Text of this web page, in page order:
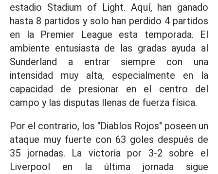
estadio Stadium of Light. Aquí, han ganado
hasta 8 partidos y solo han perdido 4 partidos
en la Premier League esta temporada. El
ambiente entusiasta de las gradas ayuda al
Sunderland a entrar siempre con una
intensidad muy alta, especialmente en la
capacidad de presionar en el centro del
campo y las disputas llenas de fuerza física.
Por el contrario, los "Diablos Rojos" poseen un
ataque muy fuerte con 63 goles después de
35 jornadas. La victoria por 3-2 sobre el
Liverpool en la última jornada sigue